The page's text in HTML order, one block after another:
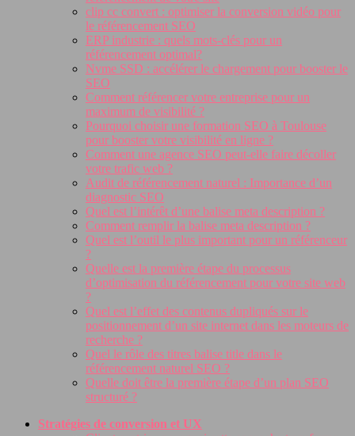
clip cc convert : optimiser la conversion vidéo pour
le référencement SEO
ERP industrie : quels mots-clés pour un
référencement optimal?
Nvme SSD : accélérer le chargement pour booster le
SEO
Comment référencer votre entreprise pour un
maximum de visibilité ?
Pourquoi choisir une formation SEO à Toulouse
pour booster votre visibilité en ligne ?
Comment une agence SEO peut-elle faire décoller
votre trafic web ?
Audit de référencement naturel : Importance d’un
diagnostic SEO
Quel est l’intérêt d’une balise meta description ?
Comment remplir la balise meta description ?
Quel est l’outil le plus important pour un référenceur
?
Quelle est la première étape du processus
d’optimisation du référencement pour votre site web
?
Quel est l’effet des contenus dupliqués sur le
positionnement d’un site internet dans les moteurs de
recherche ?
Quel le rôle des titres balise title dans le
référencement naturel SEO ?
Quelle doit être la première étape d’un plan SEO
structuré ?
Stratégies de conversion et UX